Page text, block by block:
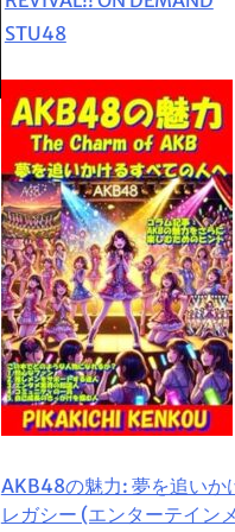
STU48
AKB48の魅力: 夢を追い
レガシー (エンターテイン